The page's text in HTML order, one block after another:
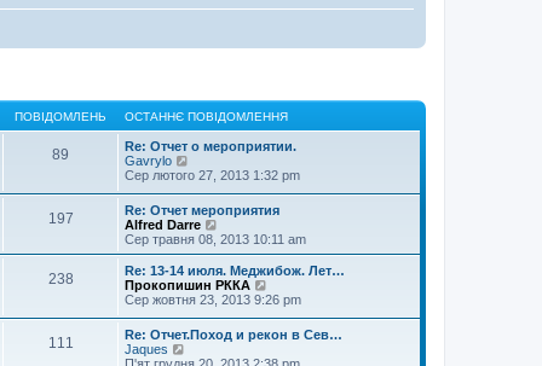
ПОВІДОМЛЕНЬ ОСТАННЄ ПОВІДОМЛЕННЯ
89
Re: Отчет о мероприятии.
Gavrylo
е
г
л
я
н
у
т
и
о
с
а
Сер лютого 27, 2013 1:32 pm
197
Re: Отчет мероприятия
Alfred Darre
е
р
е
г
л
н
у
Сер травня 08, 2013 10:11 am
238
Re: 13-14 июля. Меджибож. Лет…
Прокопишин РККА
е
г
л
Сер жовтня 23, 2013 9:26 pm
111
Re: Отчет.Поход и рекон в Сев…
Jaques
е